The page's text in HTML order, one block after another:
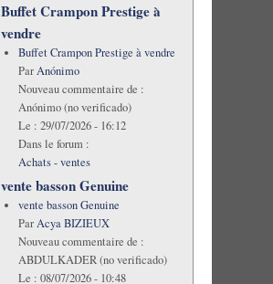
Buffet Crampon Prestige à
vendre
Buffet Crampon Prestige à vendre
ParAnónimo
Nouveau commentaire de :
Anónimo (no verificado)
Le : 29/07/2026 - 16:12
Dans le forum :
Achats - ventes
vente basson Genuine
vente basson Genuine
ParAcya BIZIEUX
Nouveau commentaire de :
ABDULKADER (no verificado)
Le : 08/07/2026 - 10:48